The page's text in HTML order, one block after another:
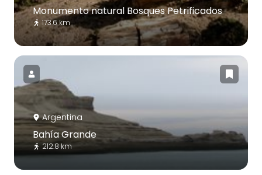
Monumento natural Bosques Petrificados
173.6 km
Argentina
Bahía Grande
212.8 km